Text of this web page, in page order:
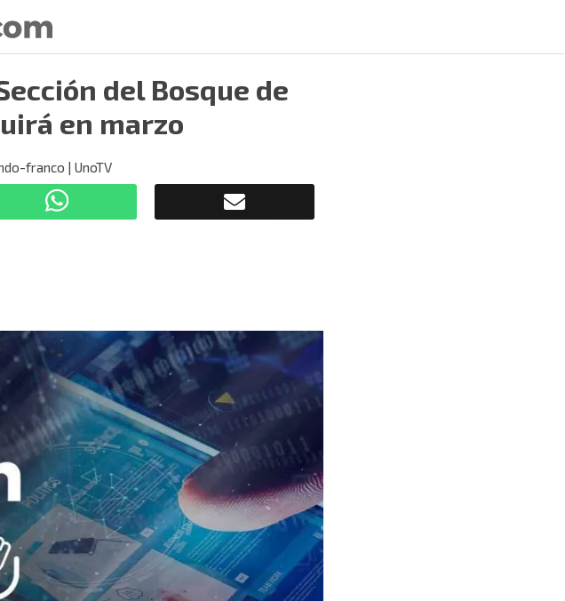
del Bosque de
en marzo
franco | UnoTV